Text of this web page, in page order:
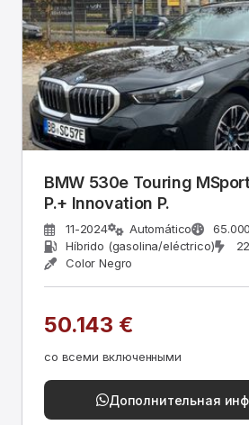
BMW 530e Touring
P.+ Innovation P.
11-2024 Automático
Híbrido (gasolina/eléctrico)
Color Negro
50.143 €
со всеми включенными
Дополнительная